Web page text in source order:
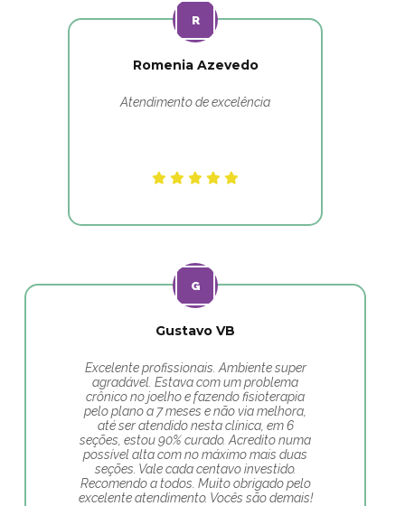
Romenia Azevedo
Atendimento de excelência
Gustavo VB
Excelente profissionais. Ambiente super
agradável. Estava com um problema
crônico no joelho e fazendo fisioterapia
pelo plano a 7 meses e não via melhora,
até ser atendido nesta clínica, em 6
seções, estou 90% curado. Acredito numa
possível alta com no máximo mais duas
seções. Vale cada centavo investido.
Recomendo a todos. Muito obrigado pelo
excelente atendimento. Vocês são demais!